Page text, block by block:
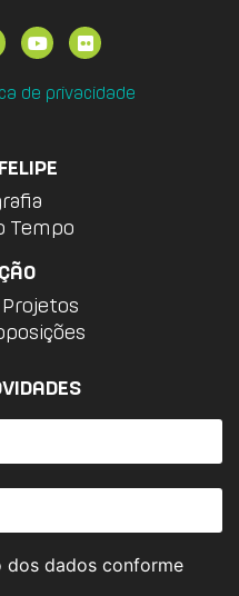
de privacidade
Tempo
dos dados conforme